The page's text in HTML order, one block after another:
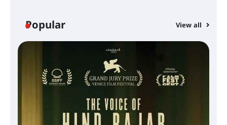
Popular View all
സെന്റ് ജോസഫ്സ് കോളജ്